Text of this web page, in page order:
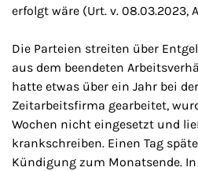
erfolgt wäre (Urt. v. 08.03.2023,
Die Parteien streiten über
aus dem beendeten
hatte etwas über ein Jahr bei
Zeitarbeitsfirma gearbeitet,
Wochen nicht eingesetzt und
krankschreiben. Einen Tag
Kündigung zum Monatsende. In